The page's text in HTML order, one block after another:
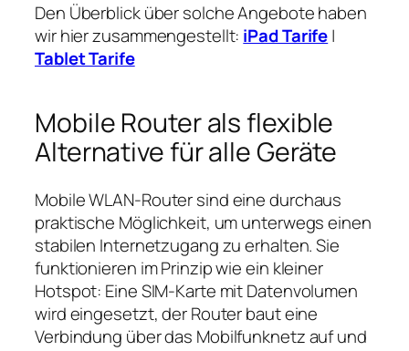
Den Überblick über solche Angebote haben
wir hier zusammengestellt: iPad Tarife|
Tablet Tarife
Mobile Router als flexible
Alternative für alle Geräte
Mobile WLAN‑Router sind eine durchaus
praktische Möglichkeit, um unterwegs einen
stabilen Internetzugang zu erhalten. Sie
funktionieren im Prinzip wie ein kleiner
Hotspot: Eine SIM‑Karte mit Datenvolumen
wird eingesetzt, der Router baut eine
Verbindung über das Mobilfunknetz auf und